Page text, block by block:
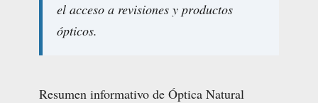
el acceso a revisiones y productos
ópticos.
Resumen informativo de Óptica Natural